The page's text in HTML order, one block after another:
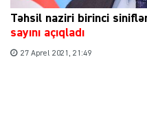
Təhsil naziri birinci
sayını açıqladı
27 Aprel 2021, 21:49